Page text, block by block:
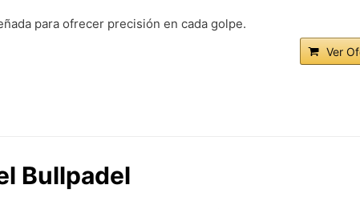
para ofrecer precisión en cada golpe.
Ver
Bullpadel